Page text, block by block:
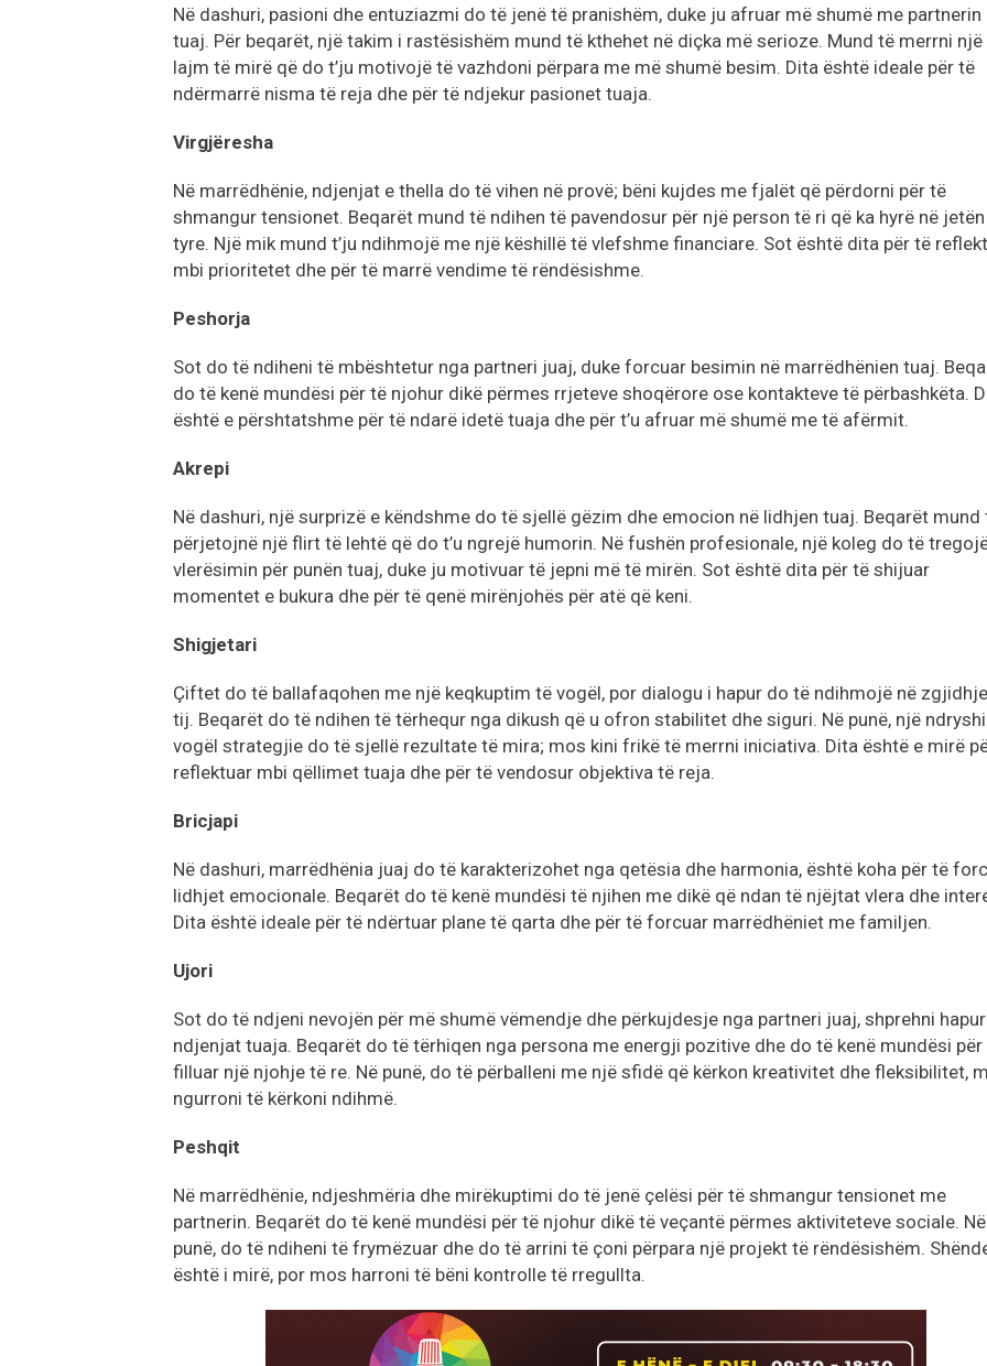
Në dashuri, pasioni dhe entuziazmi do të jenë të pranishëm, duke ju afruar më shumë me partnerin
tuaj. Për beqarët, një takim i rastësishëm mund të kthehet në diçka më serioze. Mund të merrni një
lajm të mirë që do t’ju motivojë të vazhdoni përpara me më shumë besim. Dita është ideale për të
ndërmarrë nisma të reja dhe për të ndjekur pasionet tuaja.
Virgjëresha
Në marrëdhënie, ndjenjat e thella do të vihen në provë; bëni kujdes me fjalët që përdorni për të
shmangur tensionet. Beqarët mund të ndihen të pavendosur për një person të ri që ka hyrë në
tyre. Një mik mund t’ju ndihmojë me një këshillë të vlefshme financiare. Sot është dita për të
mbi prioritetet dhe për të marrë vendime të rëndësishme.
Peshorja
Sot do të ndiheni të mbështetur nga partneri juaj, duke forcuar besimin në marrëdhënien tuaj.
do të kenë mundësi për të njohur dikë përmes rrjeteve shoqërore ose kontakteve të përbashkëta.
është e përshtatshme për të ndarë idetë tuaja dhe për t’u afruar më shumë me të afërmit.
Akrepi
Në dashuri, një surprizë e këndshme do të sjellë gëzim dhe emocion në lidhjen tuaj. Beqarët mund
përjetojnë një flirt të lehtë që do t’u ngrejë humorin. Në fushën profesionale, një koleg do të
vlerësimin për punën tuaj, duke ju motivuar të jepni më të mirën. Sot është dita për të shijuar
momentet e bukura dhe për të qenë mirënjohës për atë që keni.
Shigjetari
Çiftet do të ballafaqohen me një keqkuptim të vogël, por dialogu i hapur do të ndihmojë në
tij. Beqarët do të ndihen të tërhequr nga dikush që u ofron stabilitet dhe siguri. Në punë, një
vogël strategjie do të sjellë rezultate të mira; mos kini frikë të merrni iniciativa. Dita është e mirë
reflektuar mbi qëllimet tuaja dhe për të vendosur objektiva të reja.
Bricjapi
Në dashuri, marrëdhënia juaj do të karakterizohet nga qetësia dhe harmonia, është koha për të
lidhjet emocionale. Beqarët do të kenë mundësi të njihen me dikë që ndan të njëjtat vlera dhe
Dita është ideale për të ndërtuar plane të qarta dhe për të forcuar marrëdhëniet me familjen.
Ujori
Sot do të ndjeni nevojën për më shumë vëmendje dhe përkujdesje nga partneri juaj, shprehni hapur
ndjenjat tuaja. Beqarët do të tërhiqen nga persona me energji pozitive dhe do të kenë mundësi për
filluar një njohje të re. Në punë, do të përballeni me një sfidë që kërkon kreativitet dhe fleksibilitet,
ngurroni të kërkoni ndihmë.
Peshqit
Në marrëdhënie, ndjeshmëria dhe mirëkuptimi do të jenë çelësi për të shmangur tensionet me
partnerin. Beqarët do të kenë mundësi për të njohur dikë të veçantë përmes aktiviteteve sociale. Në
punë, do të ndiheni të frymëzuar dhe do të arrini të çoni përpara një projekt të rëndësishëm.
është i mirë, por mos harroni të bëni kontrolle të rregullta.